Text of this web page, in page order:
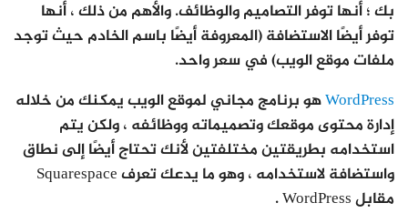
بك ؛ أنها توفر التصاميم والوظائف. والأهم من ذلك ، أنها
توفر أيضًا الاستضافة (المعروفة أيضًا باسم الخادم حيث توجد
ملفات موقع الويب) في سعر واحد.
WordPressهو برنامج مجاني لموقع الويب يمكنك من خلاله
إدارة محتوى موقعك وتصميماته ووظائفه ، ولكن يتم
استخدامه بطريقتين مختلفتين لأنك تحتاج أيضًا إلى نطاق
واستضافة لاستخدامه ، وهو ما يدعك تعرف Squarespace
مقابل WordPress .